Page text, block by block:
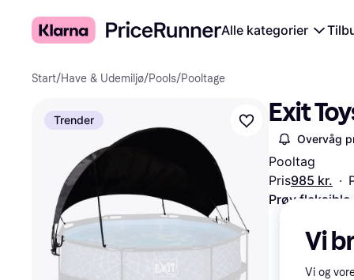
Alle kategorier
Start/Have & Udemiljø/Pools/Pooltage
Trender Exit
Overvåg
Pooltag
Pris985 kr. ·
Prøv
Vi
Vi og